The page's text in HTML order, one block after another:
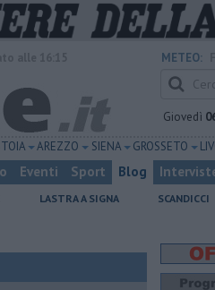
METEO:
Giovedì
AREZZO SIENA GROSSETO
Eventi Sport Blog
LASTRA A SIGNA SCANDICCI